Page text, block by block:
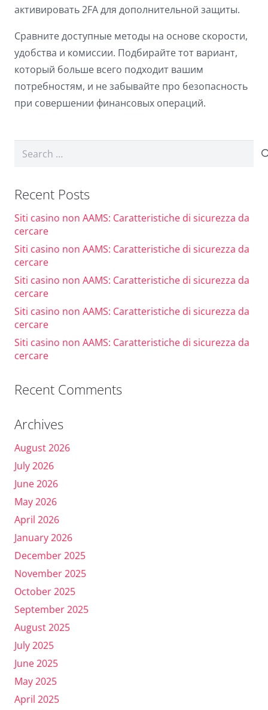
активировать 2FA для дополнительной защиты.
Сравните доступные методы на основе скорости,
удобства и комиссии. Подбирайте тот вариант,
который больше всего подходит вашим
потребностям, и не забывайте про безопасность
при совершении финансовых операций.
Search
Recent Posts
Siti casino non AAMS: Caratteristiche di sicurezza da
cercare
Siti casino non AAMS: Caratteristiche di sicurezza da
cercare
Siti casino non AAMS: Caratteristiche di sicurezza da
cercare
Siti casino non AAMS: Caratteristiche di sicurezza da
cercare
Siti casino non AAMS: Caratteristiche di sicurezza da
cercare
Recent Comments
Archives
August 2026
July 2026
June 2026
May 2026
April 2026
January 2026
December 2025
November 2025
October 2025
September 2025
August 2025
July 2025
June 2025
May 2025
April 2025